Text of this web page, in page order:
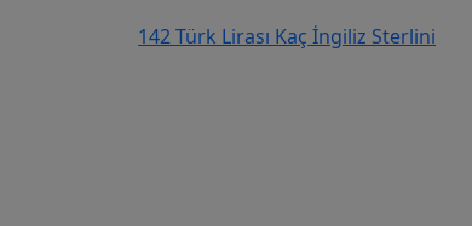
142 Türk Lirası Kaç İngiliz Sterlini